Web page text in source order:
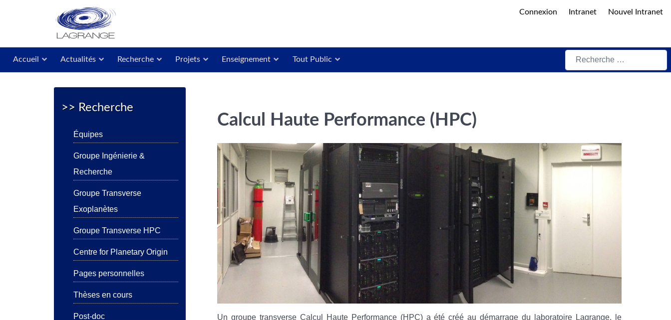
Connexion Intranet Nouvel Intranet
Accueil Actualités Recherche Projets Enseignement Tout Public
Rechercher
>> Recherche
Équipes
Groupe Ingénierie &
Recherche
Groupe Transverse
Exoplanètes
Groupe Transverse HPC
Centre for Planetary Origin
Pages personnelles
Thèses en cours
Post-doc
Calcul Haute Performance (HPC)
Un groupe transverse Calcul Haute Performance (HPC) a été créé au démarrage du laboratoire Lagrange, le